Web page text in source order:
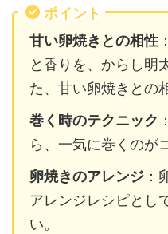
ポイント
甘い卵焼きとの相性
と香りを、からし明
た、甘い卵焼きとの
巻く時のテクニック
ら、一気に巻くのが
卵焼きのアレンジ ：
アレンジレシピとし
い。